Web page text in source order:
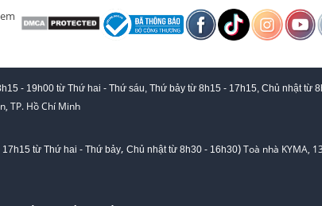
- 19h00 từ Thứ hai - Thứ sáu, Thứ bảy từ 8h15 - 17h15, Chủ nhật từ 8
TP. Hồ Chí Minh
17h15 từ Thứ hai - Thứ bảy, Chủ nhật từ 8h30 - 16h30)Toà nhà KYMA,